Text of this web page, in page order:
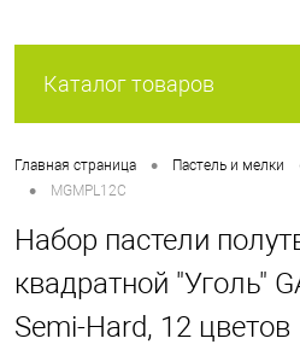
Каталог товаров
Главная страница • Пастель и мелки
• MGMPL12C
Набор пастели
квадратной "Уголь"
Semi-Hard, 12 цветов